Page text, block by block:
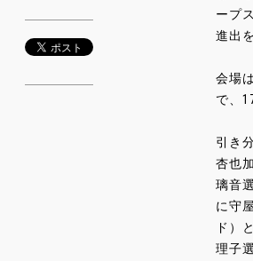
ープ
進出
会場
で、
引き
杏也
璃音
に守
ド）
理子